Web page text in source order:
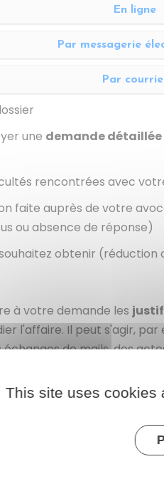
En ligne
Par messagerie
Par
une demande
rencontrées avec
faite auprès de votre
ou absence de réponse)
obtenir (réduction
à votre demande les
l'affaire. Il peut s'agir,
échanges de mails, des
vérifie d'abord si
puisse exercer sa mission.
infondée ou abusive.
par courrier simple ou
This site uses cookies